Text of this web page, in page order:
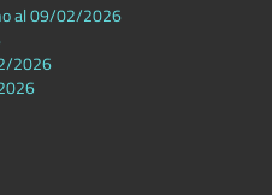
al 09/02/2026
2026